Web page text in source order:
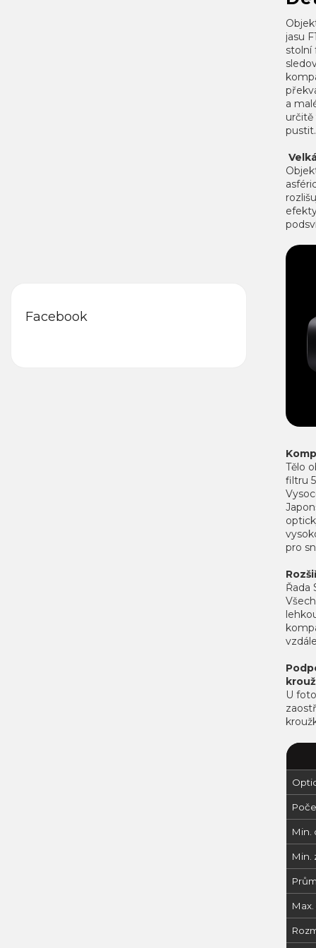
Facebook
jasu
stolní
a
pustit.
Tělo
filtru
pro
Řada
U
Min.
Min.